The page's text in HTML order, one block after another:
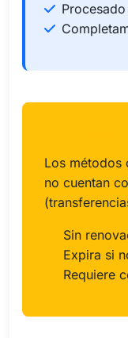
Los métodos
no cuentan
Sin
Expira si
Requiere